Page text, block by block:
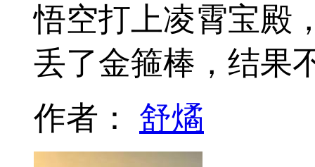
悟空打上凌霄宝殿
丢了金箍棒，结
作者： 舒燏